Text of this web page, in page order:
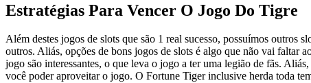
Estratégias Para Vencer O Jogo Do Tigre
Além destes jogos de slots que são 1 real sucesso, possuímos outros
outros. Aliás, opções de bons jogos de slots é algo que não vai faltar
jogo são interessantes, o que leva o jogo a ter uma legião de fãs.
você poder aproveitar o jogo. O Fortune Tiger inclusive herda toda